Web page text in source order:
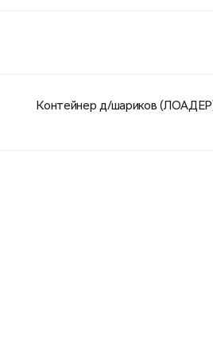
Контейнер д/шариков